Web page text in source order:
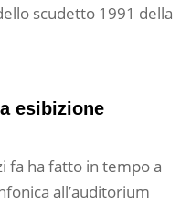
scudetto 1991 della
esibizione
fa ha fatto in tempo a
all’auditorium